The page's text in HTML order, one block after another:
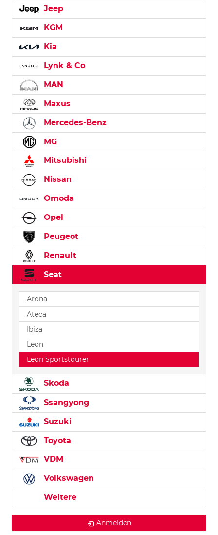
Jeep
KGM
Kia
Lynk & Co
MAN
Maxus
Mercedes-Benz
MG
Mitsubishi
Nissan
Omoda
Opel
Peugeot
Renault
Seat
Arona
Ateca
Ibiza
Leon
Leon Sportstourer
Skoda
Ssangyong
Suzuki
Toyota
VDM
Volkswagen
Weitere
Anmelden